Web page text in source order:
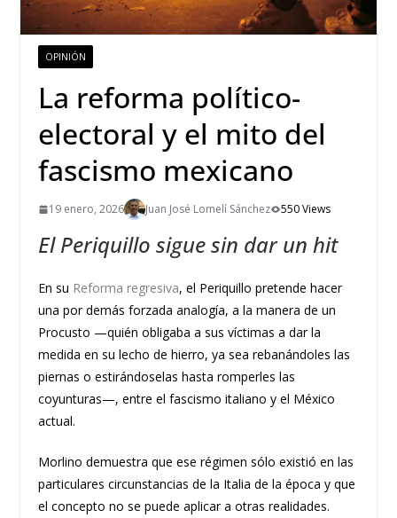
OPINIÓN
La reforma político-
electoral y el mito del
fascismo mexicano
19 enero, 2026 Juan José Lomelí Sánchez 550 Views
El Periquillo sigue sin dar un hit
En su Reforma regresiva, el Periquillo pretende hacer
una por demás forzada analogía, a la manera de un
Procusto —quién obligaba a sus víctimas a dar la
medida en su lecho de hierro, ya sea rebanándoles las
piernas o estirándoselas hasta romperles las
coyunturas—, entre el fascismo italiano y el México
actual.
Morlino demuestra que ese régimen sólo existió en las
particulares circunstancias de la Italia de la época y que
el concepto no se puede aplicar a otras realidades.